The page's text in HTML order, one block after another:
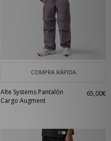
COMPRA RÁPIDA
Alte Systems Pantalón
Cargo Augment
65,00€